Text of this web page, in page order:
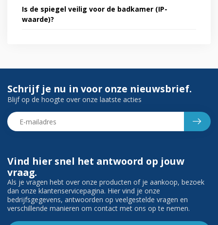
Is de spiegel veilig voor de badkamer (IP-
waarde)?
Vind hier snel het antwoord op jouw
vraag.
Als je vragen hebt over onze producten of je aankoop, bezoek
dan onze klantenservicepagina. Hier vind je onze
bedrijfsgegevens, antwoorden op veelgestelde vragen en
verschillende manieren om contact met ons op te nemen.
Schrijf je nu in voor onze nieuwsbrief.
Blijf op de hoogte over onze laatste acties